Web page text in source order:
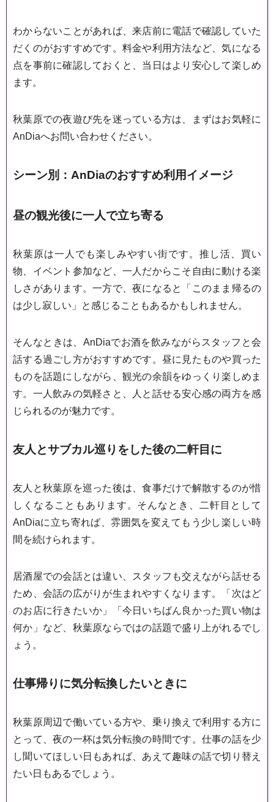
わからないことがあれば、来店前に電話で確認していた
だくのがおすすめです。料金や利用方法など、気になる
点を事前に確認しておくと、当日はより安心して楽しめ
ます。
秋葉原での夜遊び先を迷っている方は、まずはお気軽に
AnDiaへお問い合わせください。
シーン別：AnDiaのおすすめ利用イメージ
昼の観光後に一人で立ち寄る
秋葉原は一人でも楽しみやすい街です。推し活、買い
物、イベント参加など、一人だからこそ自由に動ける楽
しさがあります。一方で、夜になると「このまま帰るの
は少し寂しい」と感じることもあるかもしれません。
そんなときは、AnDiaでお酒を飲みながらスタッフと会
話する過ごし方がおすすめです。昼に見たものや買った
ものを話題にしながら、観光の余韻をゆっくり楽しめま
す。一人飲みの気軽さと、人と話せる安心感の両方を感
じられるのが魅力です。
友人とサブカル巡りをした後の二軒目に
友人と秋葉原を巡った後は、食事だけで解散するのが惜
しくなることもあります。そんなとき、二軒目として
AnDiaに立ち寄れば、雰囲気を変えてもう少し楽しい時
間を続けられます。
居酒屋での会話とは違い、スタッフも交えながら話せる
ため、会話の広がりが生まれやすくなります。「次はど
のお店に行きたいか」「今日いちばん良かった買い物は
何か」など、秋葉原ならではの話題で盛り上がれるでし
ょう。
仕事帰りに気分転換したいときに
秋葉原周辺で働いている方や、乗り換えで利用する方に
とって、夜の一杯は気分転換の時間です。仕事の話を少
し聞いてほしい日もあれば、あえて趣味の話で切り替え
たい日もあるでしょう。